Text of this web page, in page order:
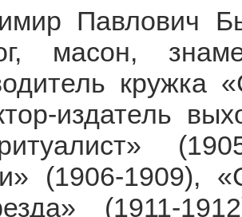
Павлович
масон,
кружка
издатель
(1906-1909),
(1911-